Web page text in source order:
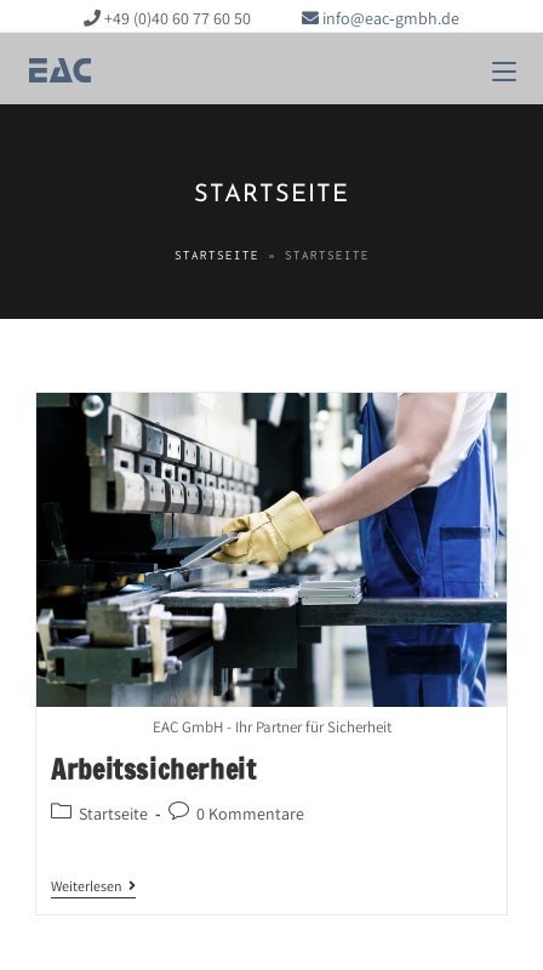
+49 (0)40 60 77 60 50 info@eac‑gmbh.de
STARTSEITE
STARTSEITE » STARTSEITE
EAC GmbH - Ihr Partner für Sicherheit
Arbeitssicherheit
Startseite 0 Kommentare
Weiterlesen